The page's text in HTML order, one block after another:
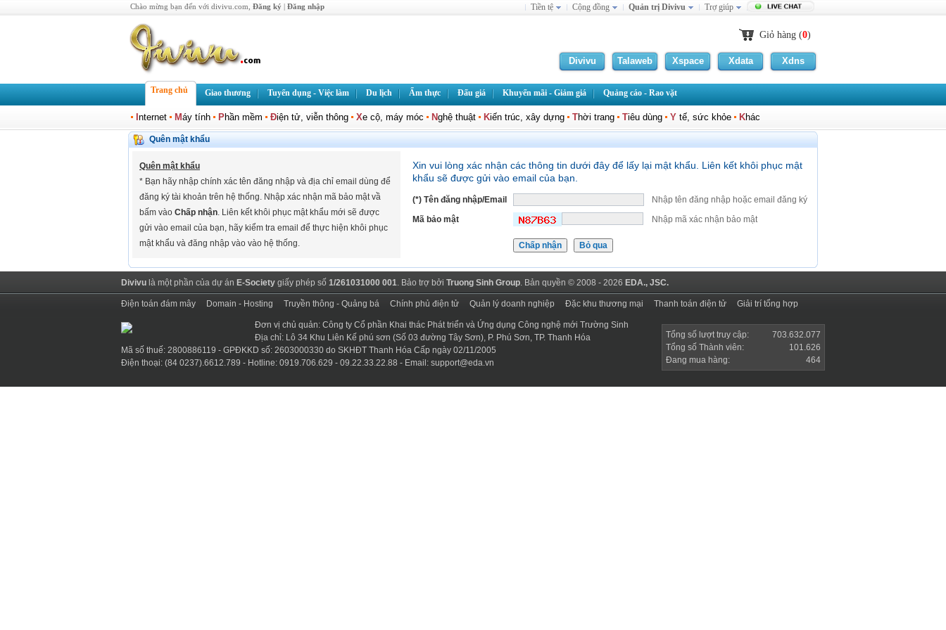
Chào mừng bạn đến với divivu.com, Đăng ký | Đăng nhập Tiền tệ Cộng đồng Quản trị Divivu Trợ giúp
Giỏ hàng (0)
Divivu Talaweb Xspace Xdata Xdns
Trang chủ Giao thương Tuyển dụng - Việc làm Du lịch Ẩm thực Đấu giá Khuyến mãi - Giảm giá Quảng cáo - Rao vặt
nternet Máy tính Phần mềm Điện tử, viễn thông Xe cộ, máy móc Nghệ thuật Kiến trúc, xây dựng Thời trang Tiêu dùng Y tế, sức khỏe Khác
Quên mật khẩu
Quên mật khẩu
* Bạn hãy nhập chính xác tên đăng nhập và địa chỉ email dùng để
đăng ký tài khoản trên hệ thống. Nhập xác nhận mã bảo mật vầ
bấm vào Chấp nhận. Liên kết khôi phục mật khẩu mới sẽ được
gửi vào email của bạn, hãy kiểm tra email để thực hiện khôi phục
mật khẩu và đăng nhập vào vào hệ thống.
Xin vui lòng xác nhận các thông tin dưới đây để lấy lại mật khẩu. Liên kết khôi phục mật
khẩu sẽ được gửi vào email của bạn.
(*) Tên đăng nhập/Email
Nhập tên đăng nhập hoặc email đăng ký
Mã bảo mật
Nhập mã xác nhận bảo mật
Divivu là một phần của dự án E-Society giấy phép số 1/261031000 001. Bảo trợ bởi Truong Sinh Group. Bản quyền © 2008 - 2026 EDA., JSC.
Điện toán đám mây Domain - Hosting Truyền thông - Quảng bá Chính phủ điện tử Quản lý doanh nghiệp Đặc khu thương mại Thanh toán điện tử Giải trí tổng hợp
Tổng số lượt truy cập:
703.632.077
Tổng số Thành viên:
101.626
Đang mua hàng:
464
Đơn vị chủ quản: Công ty Cổ phần Khai thác Phát triển và Ứng dụng Công nghệ mới Trường Sinh
Địa chỉ: Lô 34 Khu Liên Kế phú sơn (Số 03 đường Tây Sơn), P. Phú Sơn, TP. Thanh Hóa
Mã số thuế: 2800886119 - GPĐKKD số: 2603000330 do SKHĐT Thanh Hóa Cấp ngày 02/11/2005
Điện thoại: (84 0237).6612.789 - Hotline: 0919.706.629 - 09.22.33.22.88 - Email: support@eda.vn